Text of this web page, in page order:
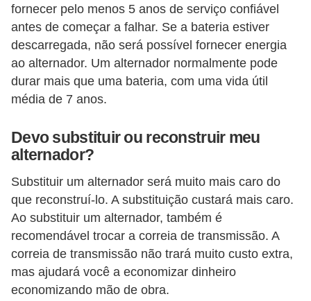
fornecer pelo menos 5 anos de serviço confiável
antes de começar a falhar. Se a bateria estiver
descarregada, não será possível fornecer energia
ao alternador. Um alternador normalmente pode
durar mais que uma bateria, com uma vida útil
média de 7 anos.
Devo substituir ou reconstruir meu
alternador?
Substituir um alternador será muito mais caro do
que reconstruí-lo. A substituição custará mais caro.
Ao substituir um alternador, também é
recomendável trocar a correia de transmissão. A
correia de transmissão não trará muito custo extra,
mas ajudará você a economizar dinheiro
economizando mão de obra.